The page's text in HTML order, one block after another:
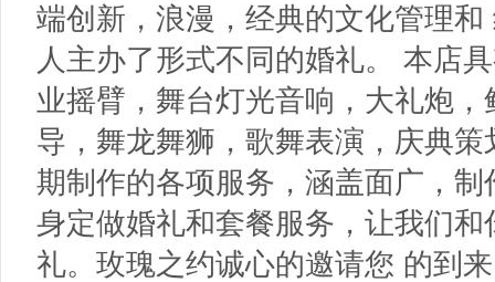
端创新，浪漫，经典的文化管理
人主办了形式不同的婚礼。 本店
业摇臂，舞台灯光音响，大礼炮
导，舞龙舞狮，歌舞表演，庆典
期制作的各项服务，涵盖面广，
身定做婚礼和套餐服务，让我们
礼。玫瑰之约诚心的邀请您 的到